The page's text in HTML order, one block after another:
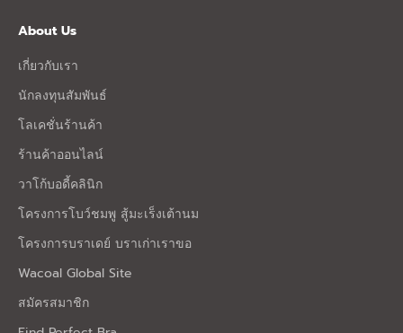
About Us
เกี่ยวกับเรา
นักลงทุนสัมพันธ์
โลเคชั่นร้านค้า
ร้านค้าออนไลน์
วาโก้บอดี้คลินิก
โครงการโบว์ชมพู สู้มะเร็งเต้านม
โครงการบราเดย์ บราเก่าเราขอ
Wacoal Global Site
สมัครสมาชิก